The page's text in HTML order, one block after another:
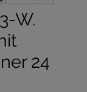
W.
24